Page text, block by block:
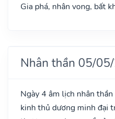
Gia phá, nhân vong, bất
Nhân thần 05/
Ngày 4 âm lịch nhân
kinh thủ dương minh đại